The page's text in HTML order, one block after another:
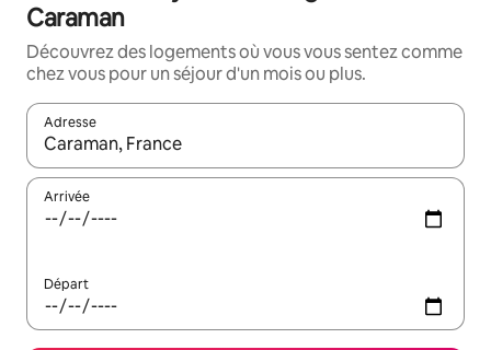
Caraman
Découvrez des logements où vous vous sentez comme
chez vous pour un séjour d'un mois ou plus.
Adresse
Lorsque les résultats s'affichent, utilisez les flèches vers le
Arrivée
Départ